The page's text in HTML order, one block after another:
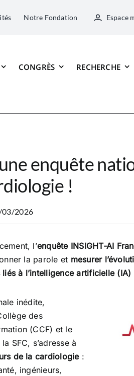
Notre Fondation Espace
CONGRÈS RECHERCHE
enquête
!
03/2026
l’enquête INSIGHT-AI
la parole et mesurer
à l’intelligence artificielle
inédite,
des
(CCF) et le
SFC, s’adresse à
de la cardiologie:
ingénieurs,